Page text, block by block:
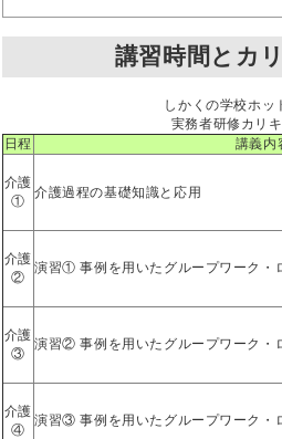
講習時間とカ
しかくの学校ホッ
実務者研修カリ
日程
講義内
介護
①
介護過程の基礎知識と応用
介護
②
演習① 事例を用いたグループワーク・
介護
③
演習② 事例を用いたグループワーク・
介護
④
演習③ 事例を用いたグループワーク・